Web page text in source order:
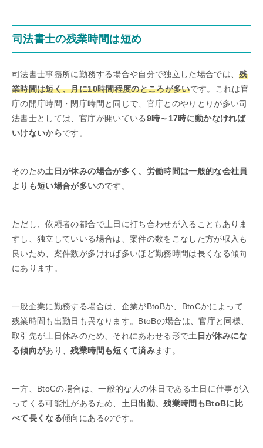
司法書士の残業時間は短め
司法書士事務所に勤務する場合や自分で独立した場合では、残
業時間は短く、月に10時間程度のところが多いです。これは官
庁の開庁時間・閉庁時間と同じで、官庁とのやりとりが多い司
法書士としては、官庁が開いている9時～17時に動かなければ
いけないからです。
そのため土日が休みの場合が多く、労働時間は一般的な会社員
よりも短い場合が多いのです。
ただし、依頼者の都合で土日に打ち合わせが入ることもありま
すし、独立していいる場合は、案件の数をこなした方が収入も
良いため、案件数が多ければ多いほど勤務時間は長くなる傾向
にあります。
一般企業に勤務する場合は、企業がBtoBか、BtoCかによって
残業時間も出勤日も異なります。BtoBの場合は、官庁と同様、
取引先が土日休みのため、それにあわせる形で土日が休みにな
る傾向があり、残業時間も短くて済みます。
一方、BtoCの場合は、一般的な人の休日である土日に仕事が入
ってくる可能性があるため、 土日出勤、残業時間もBtoBに比
べて長くなる傾向にあるのです。